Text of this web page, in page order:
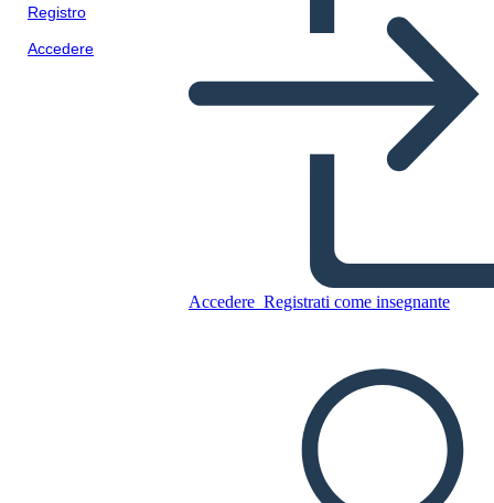
Registro
Accedere
Accedere Registrati come insegnante
CREARE UNO STORYBOARD
RIPRODURRE LA PRESENTAZIONE
LEGGIMI